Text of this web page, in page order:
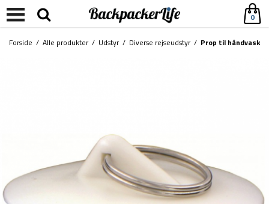
0
Forside / Alle produkter/ Udstyr/ Diverse rejseudstyr/ Prop til håndvask